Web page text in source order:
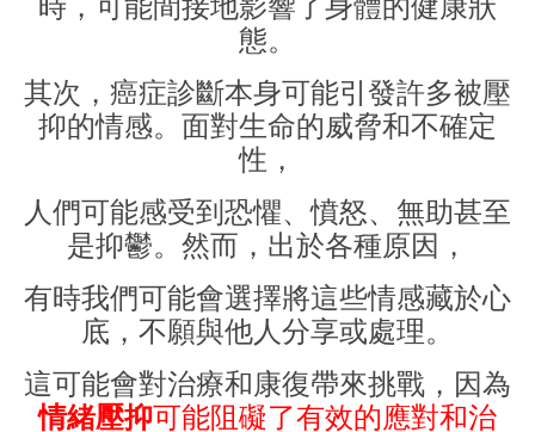
時，可能間接地影響了身體的健康狀
態。
其次，癌症診斷本身可能引發許多被壓
抑的情感。面對生命的威脅和不確定
性，
人們可能感受到恐懼、憤怒、無助甚至
是抑鬱。然而，出於各種原因，
有時我們可能會選擇將這些情感藏於心
底，不願與他人分享或處理。
這可能會對治療和康復帶來挑戰，因為
情緒壓抑可能阻礙了有效的應對和治